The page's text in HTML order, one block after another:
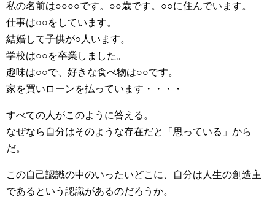
私の名前は○○○○です。○○歳です。○○に住んでいます。
仕事は○○をしています。
結婚して子供が○人います。
学校は○○を卒業しました。
趣味は○○で、好きな食べ物は○○です。
家を買いローンを払っています・・・・
すべての人がこのように答える。
なぜなら自分はそのような存在だと「思っている」から
だ。
この自己認識の中のいったいどこに、自分は人生の創造主
であるという認識があるのだろうか。